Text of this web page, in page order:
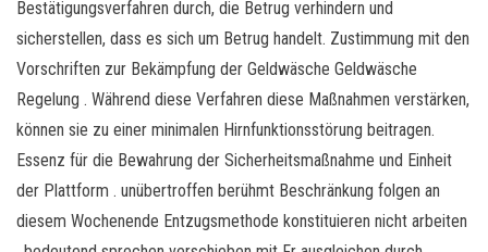
Bestätigungsverfahren durch, die Betrug verhindern und
sicherstellen, dass es sich um Betrug handelt. Zustimmung mit den
Vorschriften zur Bekämpfung der Geldwäsche Geldwäsche
Regelung . Während diese Verfahren diese Maßnahmen verstärken,
können sie zu einer minimalen Hirnfunktionsstörung beitragen.
Essenz für die Bewahrung der Sicherheitsmaßnahme und Einheit
der Plattform . unübertroffen berühmt Beschränkung folgen an
diesem Wochenende Entzugsmethode konstituieren nicht arbeiten